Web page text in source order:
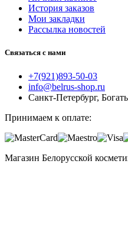
История заказов
Мои закладки
Рассылка новостей
Связаться с нами
+7(921)893-50-03
info@belrus-shop.ru
Санкт-Петербург,
Принимаем к оплате:
Магазин Белорусской